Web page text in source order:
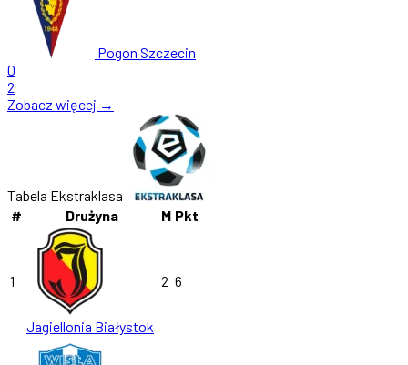
Pogon Szczecin
0
2
Zobacz więcej →
Tabela Ekstraklasa
#
Drużyna M Pkt
1
Jagiellonia Białystok
2 6